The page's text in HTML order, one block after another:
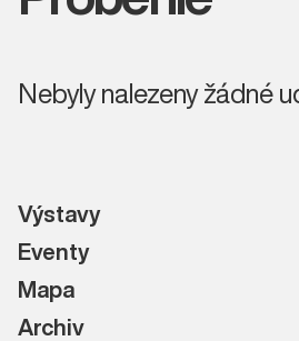
Nebyly nalezeny žádné
Výstavy
Eventy
Mapa
Archiv